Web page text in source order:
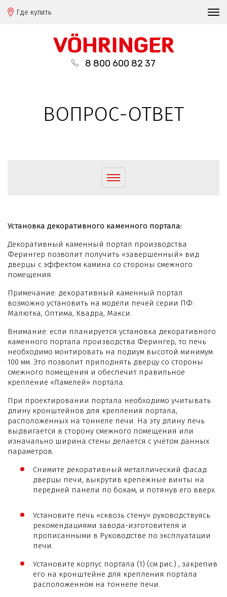
Где купить
8 800 600 82 37
ВОПРОС-ОТВЕТ
Установка декоративного каменного портала:
Декоративный каменный портал производства
Ферингер позволит получить «завершенный» вид
дверцы с эффектом камина со стороны смежного
помещения.
Примечание: декоративный каменный портал
возможно установить на модели печей серии ПФ:
Малютка, Оптима, Квадра, Макси.
Внимание: если планируется установка декоративного
каменного портала производства Ферингер, то печь
необходимо монтировать на подиум высотой минимум
100 мм. Это позволит приподнять дверцу со стороны
смежного помещения и обеспечит правильное
крепление «Ламелей» портала.
При проектировании портала необходимо учитывать
длину кронштейнов для крепления портала,
расположенных на тоннеле печи. На эту длину печь
выдвигается в сторону смежного помещения или
изначально ширина стены делается с учётом данных
параметров.
Снимите декоративный металлический фасад
дверцы печи, выкрутив крепёжные винты на
передней панели по бокам, и потянув его вверх.
Установите печь «сквозь стену» руководствуясь
рекомендациями завода-изготовителя и
прописанными в Руководстве по эксплуатации
печи.
Установите корпус портала (1) (см.рис.) , закрепив
его на кронштейне для крепления портала
расположенном на тоннеле печи.